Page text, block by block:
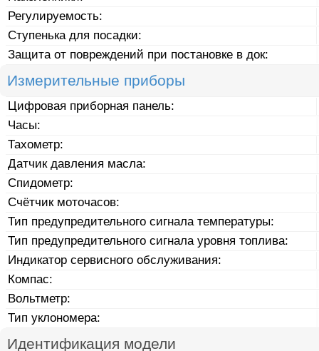
Регулируемость:
Ступенька для посадки:
Защита от повреждений при постановке в док:
Измерительные приборы
Цифровая приборная панель:
Часы:
Тахометр:
Датчик давления масла:
Спидометр:
Счётчик моточасов:
Тип предупредительного сигнала температуры:
Тип предупредительного сигнала уровня топлива:
Индикатор сервисного обслуживания:
Компас:
Вольтметр:
Тип уклономера:
Идентификация модели